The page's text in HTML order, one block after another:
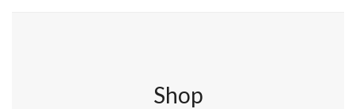
Shop